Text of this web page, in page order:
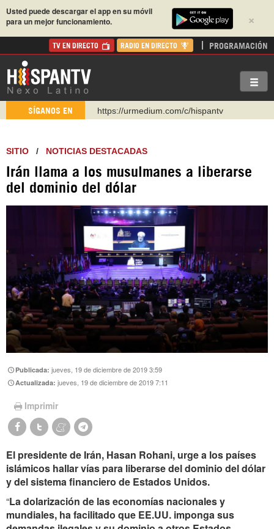
×
Usted puede descargar el app en su móvil
para un mejor funcionamiento.
TV EN DIRECTO RADIO EN DIRECTO PROGRAMACIÓN
SÍGANOS EN
https://urmedium.com/c/hispantv
Instagram como: hispan_tv
https://www.facebook.com/Nexolatino.Canal
https://www.youtube.com/@nexo_latino
https://t.me/hispantvcanal
SITIO / NOTICIAS DESTACADAS
Irán llama a los musulmanes a liberarse
del dominio del dólar
Publicada:jueves, 19 de diciembre de 2019 3:59
Actualizada:jueves, 19 de diciembre de 2019 7:11
Imprimir
El presidente de Irán, Hasan Rohani, urge a los países
islámicos hallar vías para liberarse del dominio del dólar
y del sistema financiero de Estados Unidos.
“Ladolarización de las economías nacionales y
mundiales, ha facilitado que EE.UU. imponga sus